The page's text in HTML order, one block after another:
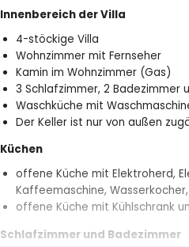
Innenbereich der Villa
4-stöckige Villa
Wohnzimmer mit Fernseher
Kamin im Wohnzimmer (Gas)
3 Schlafzimmer, 2 Badezimmer
Waschküche mit
Der Keller ist nur von außen
Küchen
offene Küche mit Elektroherd,
Kaffeemaschine,
offene Küche mit Kühlschrank
Schlafzimmer und Badezimmer